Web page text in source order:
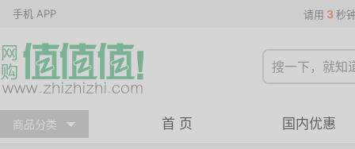
手机 APP 请用 3 秒
商品分类 首 页 国内优惠